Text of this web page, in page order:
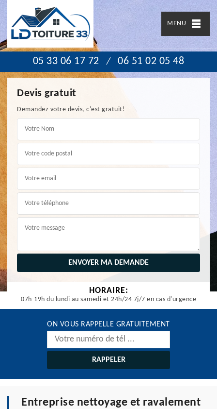
MENU
05 33 06 17 72 / 06 51 02 05 48
Devis gratuit
Demandez votre devis, c'est gratuit!
HORAIRE:
07h-19h du lundi au samedi et 24h/24 7j/7 en cas d'urgence
ON VOUS RAPPELLE GRATUITEMENT
Entreprise nettoyage et ravalement